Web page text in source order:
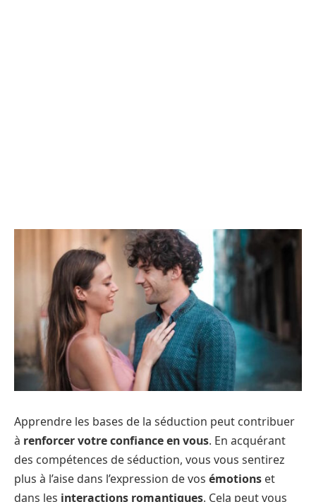
Apprendre les bases de la séduction peut contribuer
à renforcer votre confiance en vous. En acquérant
des compétences de séduction, vous vous sentirez
plus à l’aise dans l’expression de vos émotions et
dans les interactions romantiques. Cela peut vous